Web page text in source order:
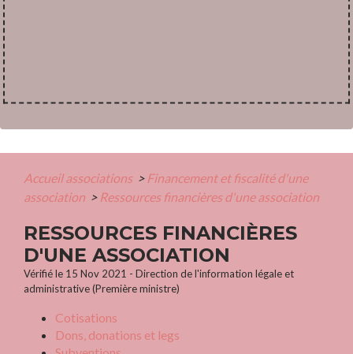
Accueil associations > Financement et fiscalité d'une
association > Ressources financières d'une association
RESSOURCES FINANCIÈRES
D'UNE ASSOCIATION
Vérifié le 15 Nov 2021 - Direction de l'information légale et
administrative (Première ministre)
Cotisations
Dons, donations et legs